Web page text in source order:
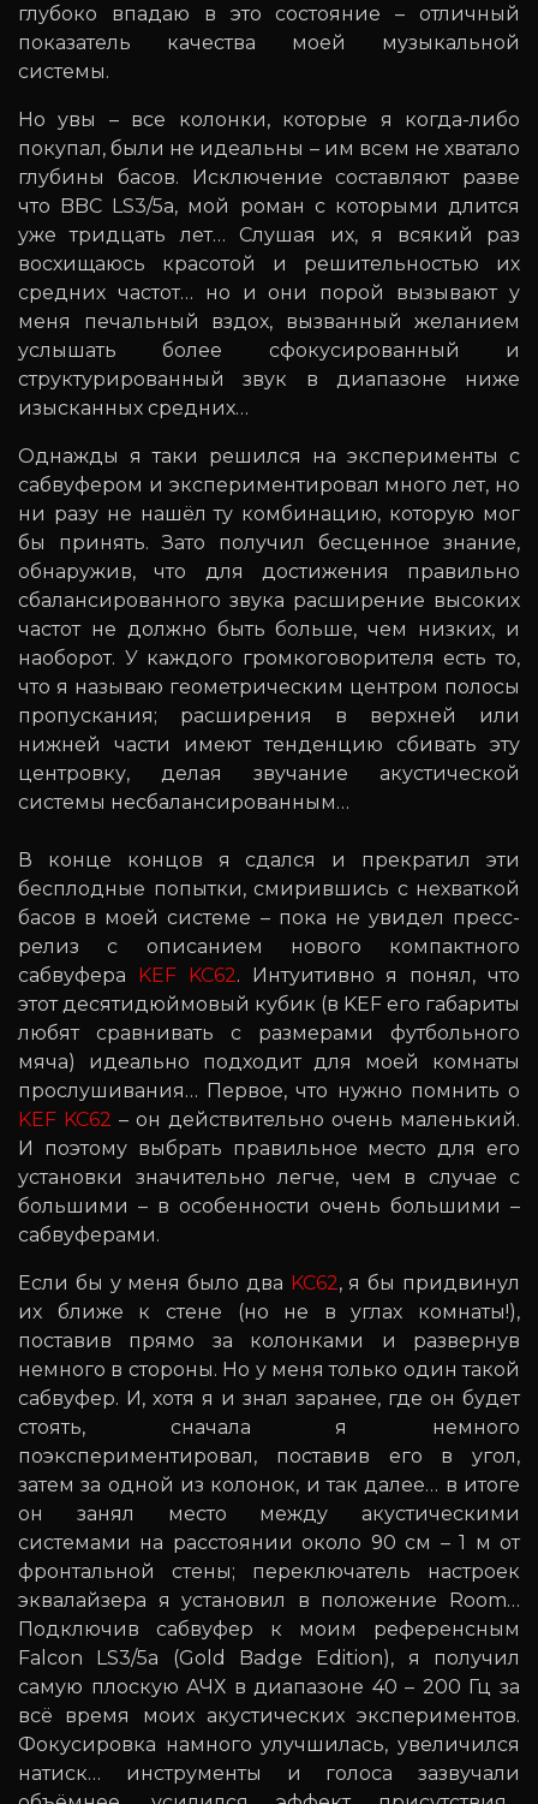
глубоко впадаю в это состояние – отличный
показатель качества моей музыкальной
системы.
Но увы – все колонки, которые я когда-либо
покупал, были не идеальны – им всем не хватало
глубины басов. Исключение составляют разве
что BBC LS3/5a, мой роман с которыми длится
уже тридцать лет… Слушая их, я всякий раз
восхищаюсь красотой и решительностью их
средних частот… но и они порой вызывают у
меня печальный вздох, вызванный желанием
услышать более сфокусированный и
структурированный звук в диапазоне ниже
изысканных средних…
Однажды я таки решился на эксперименты с
сабвуфером и экспериментировал много лет, но
ни разу не нашёл ту комбинацию, которую мог
бы принять. Зато получил бесценное знание,
обнаружив, что для достижения правильно
сбалансированного звука расширение высоких
частот не должно быть больше, чем низких, и
наоборот. У каждого громкоговорителя есть то,
что я называю геометрическим центром полосы
пропускания; расширения в верхней или
нижней части имеют тенденцию сбивать эту
центровку, делая звучание акустической
системы несбалансированным…
В конце концов я сдался и прекратил эти
бесплодные попытки, смирившись с нехваткой
басов в моей системе – пока не увидел пресс-
релиз с описанием нового компактного
сабвуфера KEF KC62. Интуитивно я понял, что
этот десятидюймовый кубик (в KEF его габариты
любят сравнивать с размерами футбольного
мяча) идеально подходит для моей комнаты
прослушивания… Первое, что нужно помнить о
KEF KC62 – он действительно очень маленький.
И поэтому выбрать правильное место для его
установки значительно легче, чем в случае с
большими – в особенности очень большими –
сабвуферами.
Если бы у меня было два KC62, я бы придвинул
их ближе к стене (но не в углах комнаты!),
поставив прямо за колонками и развернув
немного в стороны. Но у меня только один такой
сабвуфер. И, хотя я и знал заранее, где он будет
стоять, сначала я немного
поэкспериментировал, поставив его в угол,
затем за одной из колонок, и так далее… в итоге
он занял место между акустическими
системами на расстоянии около 90 см – 1 м от
фронтальной стены; переключатель настроек
эквалайзера я установил в положение Room…
Подключив сабвуфер к моим референсным
Falcon LS3/5a (Gold Badge Edition), я получил
самую плоскую АЧХ в диапазоне 40 – 200 Гц за
всё время моих акустических экспериментов.
Фокусировка намного улучшилась, увеличился
натиск… инструменты и голоса зазвучали